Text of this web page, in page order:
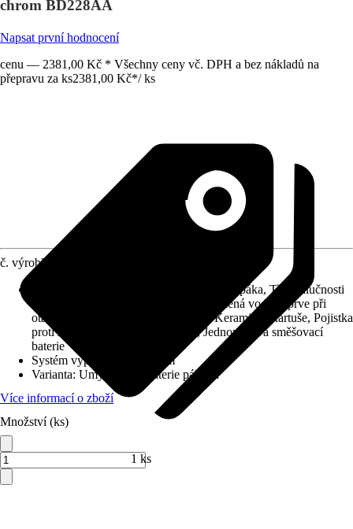
chrom BD228AA
Napsat první hodnocení
cenu — 2381,00 Kč * Všechny ceny vč. DPH a bez nákladů na
přepravu za ks2381,00 Kč*/ ks
Prodej přes: HORNBACH
č. výrobku
Kovová ovládací páka, Třída hlučnosti
I, CoolStart: Ve střední poloze teče studená voda, teprve při
otáčení je přimíchávána horká voda, Keramická kartuše, Pojistka
proti zpětnému toku, Šetřící vodu, Jednopáková směšovací
baterie
Systém vypouštění
S táhlem
Varianta: Umyvadlová baterie páková
Více informací o zboží
Množství (ks)
1 ks